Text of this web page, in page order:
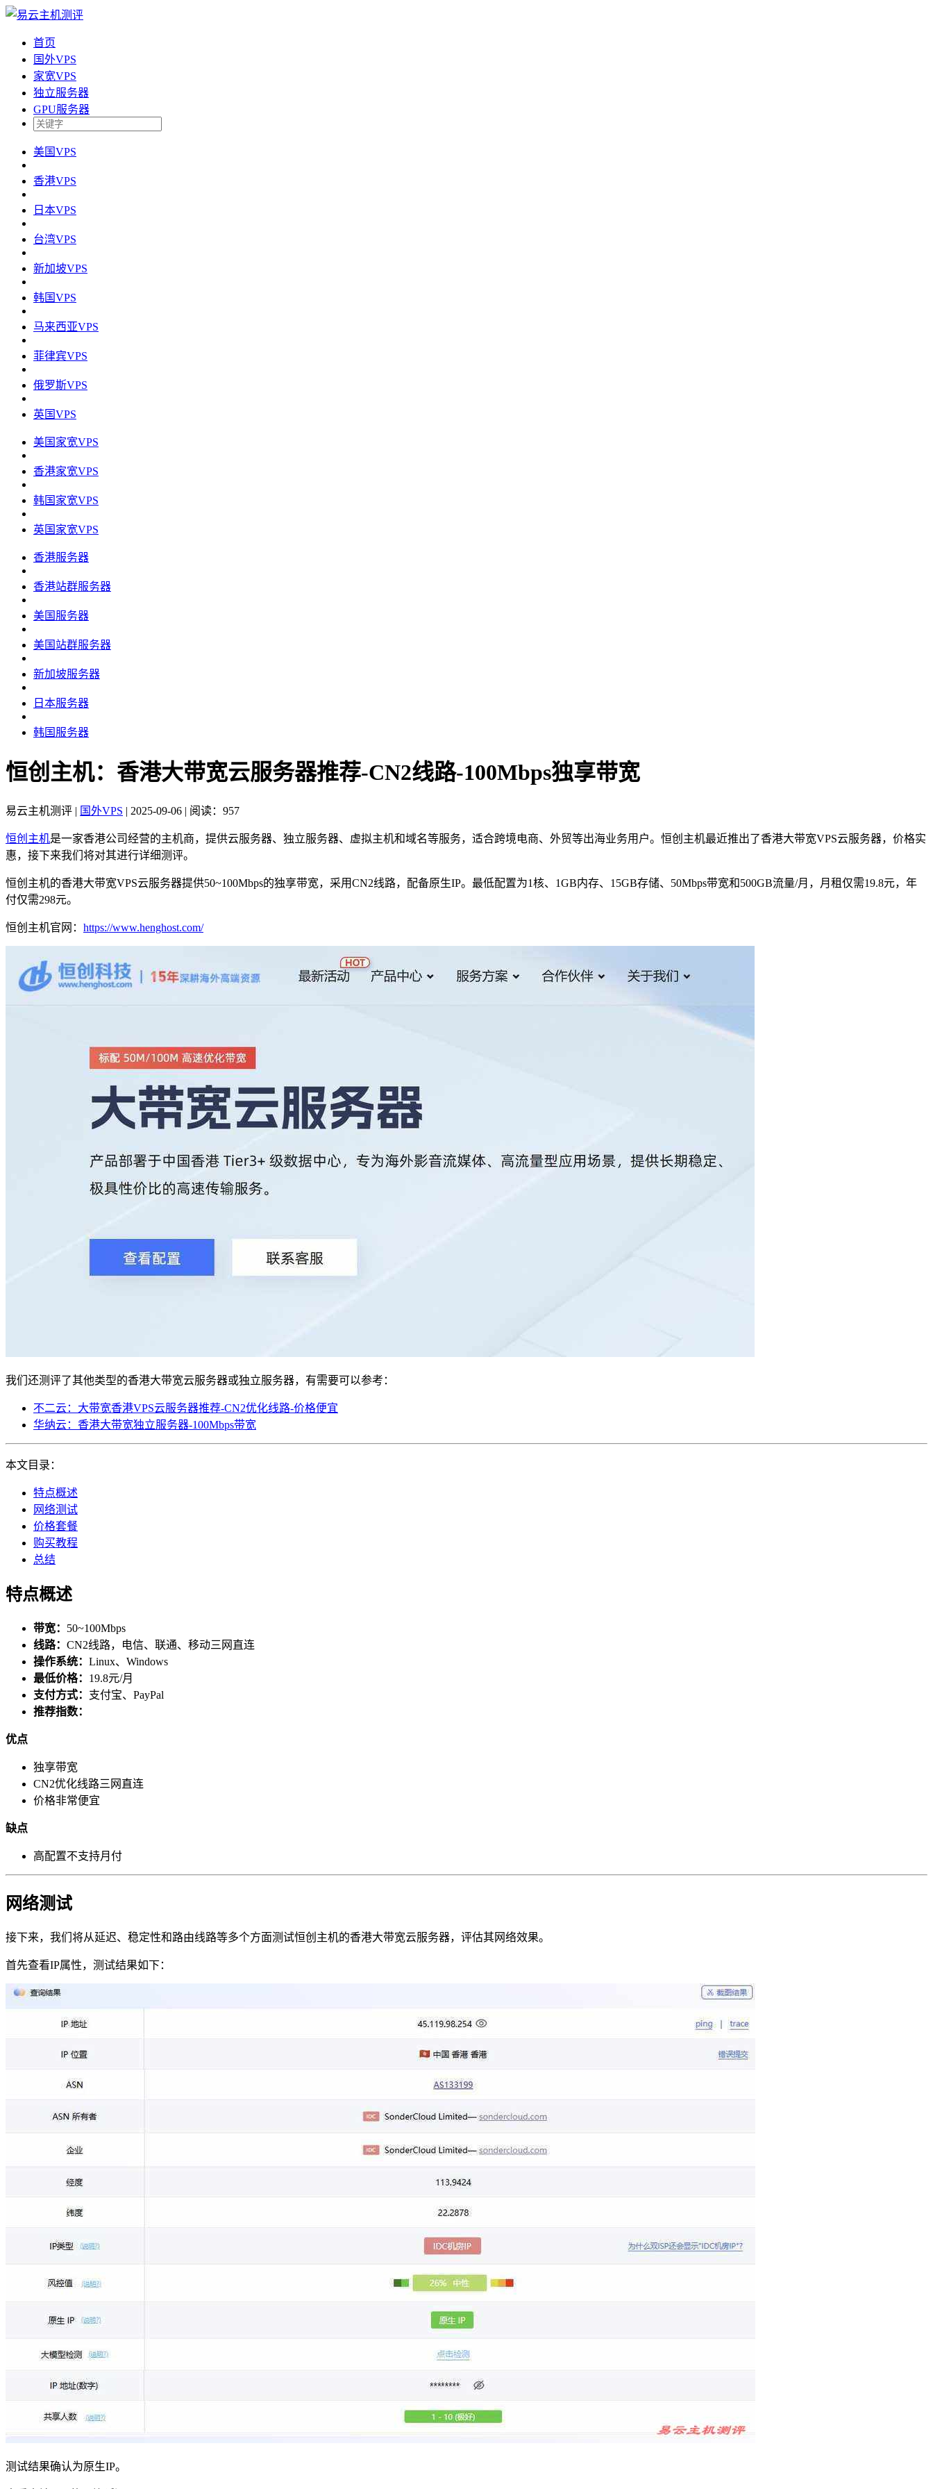
首页
国外VPS
家宽VPS
独立服务器
GPU服务器
美国VPS
香港VPS
日本VPS
台湾VPS
新加坡VPS
韩国VPS
马来西亚VPS
菲律宾VPS
俄罗斯VPS
英国VPS
美国家宽VPS
香港家宽VPS
韩国家宽VPS
英国家宽VPS
香港服务器
香港站群服务器
美国服务器
美国站群服务器
新加坡服务器
日本服务器
韩国服务器
恒创主机：香港大带宽云服务器推荐-CN2线路-100Mbps独享带宽
易云主机测评 | 国外VPS | 2025-09-06 | 阅读：957
恒创主机是一家香港公司经营的主机商，提供云服务器、独立服务器、虚拟主机和域名等服务，适合跨境电商、外贸等出海业务用户。恒创主机最近推出了香港大带宽VPS云服务器，价格实
惠，接下来我们将对其进行详细测评。
恒创主机的香港大带宽VPS云服务器提供50~100Mbps的独享带宽，采用CN2线路，配备原生IP。最低配置为1核、1GB内存、15GB存储、50Mbps带宽和500GB流量/月，月租仅需19.8元，年
付仅需298元。
恒创主机官网： https://www.henghost.com/
我们还测评了其他类型的香港大带宽云服务器或独立服务器，有需要可以参考：
不二云：大带宽香港VPS云服务器推荐-CN2优化线路-价格便宜
华纳云：香港大带宽独立服务器-100Mbps带宽
本文目录：
特点概述
网络测试
价格套餐
购买教程
总结
特点概述
带宽： 50~100Mbps
线路： CN2线路，电信、联通、移动三网直连
操作系统： Linux、Windows
最低价格： 19.8元/月
支付方式： 支付宝、PayPal
推荐指数：
优点
独享带宽
CN2优化线路三网直连
价格非常便宜
缺点
高配置不支持月付
网络测试
接下来，我们将从延迟、稳定性和路由线路等多个方面测试恒创主机的香港大带宽云服务器，评估其网络效果。
首先查看IP属性，测试结果如下：
测试结果确认为原生IP。